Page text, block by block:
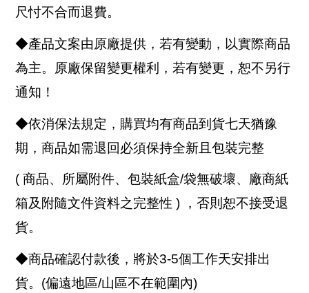
尺忖不合而退費。
◆產品文案由原廠提供，若有變動，以實際商品
為主。原廠保留變更權利，若有變更，恕不另行
通知！
◆依消保法規定，購買均有商品到貨七天猶豫
期，商品如需退回必須保持全新且包裝完整
( 商品、所屬附件、包裝紙盒/袋無破壞、廠商紙
箱及附隨文件資料之完整性 ) ，否則恕不接受退
貨。
◆商品確認付款後，將於3-5個工作天安排出
貨。(偏遠地區/山區不在範圍內)